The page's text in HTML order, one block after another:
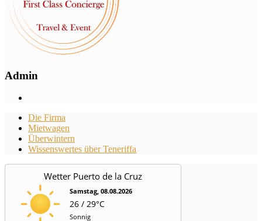
Admin
Die Firma
Mietwagen
Überwintern
Wissenswertes über Teneriffa
Wetter Puerto de la Cruz
Samstag, 08.08.2026
26 / 29°C
Sonnig